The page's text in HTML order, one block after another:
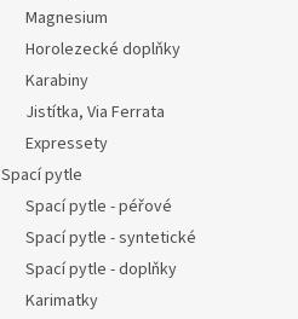
Magnesium
Horolezecké doplňky
Karabiny
Jistítka, Via Ferrata
Expressety
Spací pytle
Spací pytle - péřové
Spací pytle - syntetické
Spací pytle - doplňky
Karimatky